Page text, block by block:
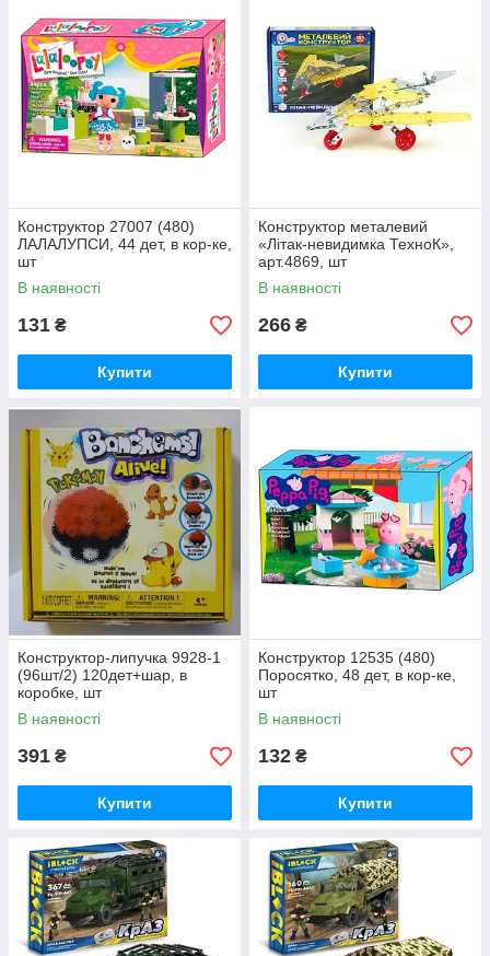
Конструктор 27007 (480)
ЛАЛАЛУПСИ, 44 дет, в кор-ке,
шт
В наявності
131 ₴
Купити
Конструктор металевий
«Літак-невидимка ТехноК»,
арт.4869, шт
В наявності
266 ₴
Купити
Конструктор-липучка 9928-1
(96шт/2) 120дет+шар, в
коробке, шт
В наявності
391 ₴
Купити
Конструктор 12535 (480)
Поросятко, 48 дет, в кор-ке,
шт
В наявності
132 ₴
Купити